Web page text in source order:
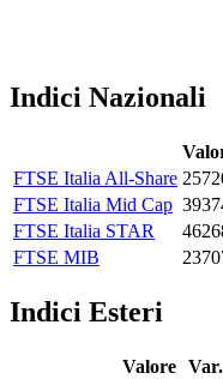
Indici Nazionali
FTSE Italia All-Share
FTSE Italia Mid Cap
FTSE Italia STAR
FTSE MIB
Indici Esteri
Valore Var.